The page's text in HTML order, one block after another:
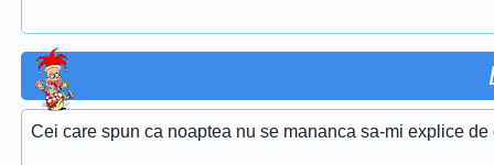
Cei care spun ca noaptea nu se mananca sa-mi explice